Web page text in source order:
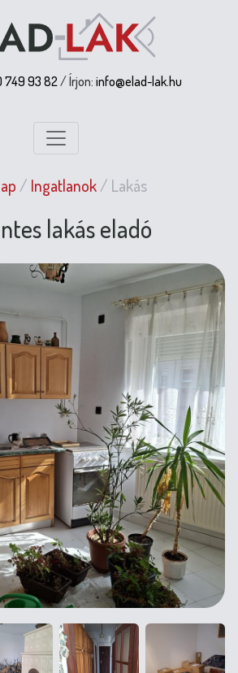
749 93 82 / Írjon: info@elad-lak.hu
/ Ingatlanok/ Lakás
lakás eladó